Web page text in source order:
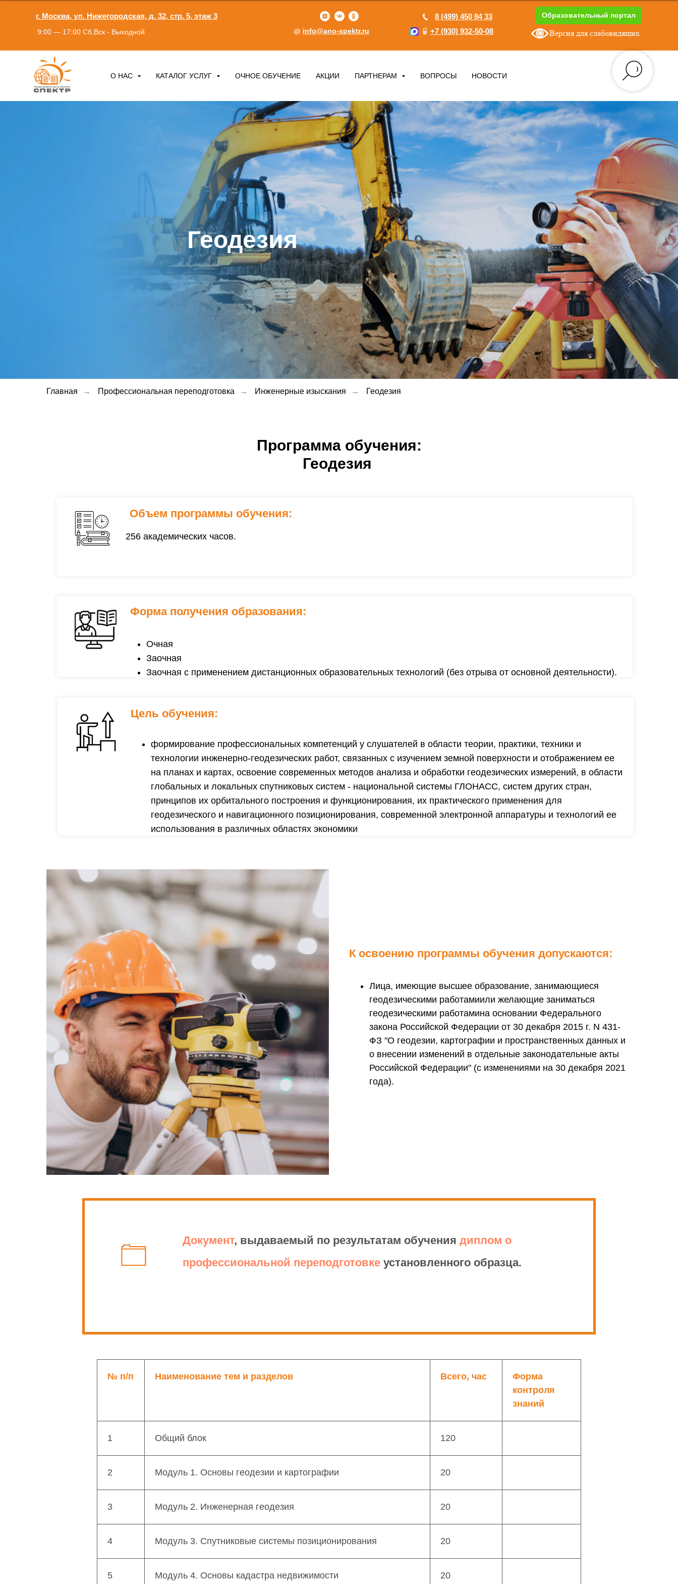
Образовательный портал
г. Москва, ул. Нижегородская, д. 32, стр. 5, этаж 3
+7 (930) 932-50-08
8 (499) 450 84 33
info@ano-spektr.ru
9:00 — 17:00 Сб,Вск - Выходной Версия для слабовидящих
О НАС КАТАЛОГ УСЛУГ ОЧНОЕ ОБУЧЕНИЕ АКЦИИ ПАРТНЕРАМ ВОПРОСЫ НОВОСТИ
Геодезия
Главная → Профессиональная переподготовка → Инженерные изыскания → Геодезия
Программа обучения:
|
Программа разработана в соответствии с:
256 академических часов.
Объем программы обучения:
Очная
Заочная
Заочная с применением дистанционных образовательных технологий (без отрыва от основной деятельности).
Форма получения образования:
Федеральным законом от 29 декабря 2012 г. N 273-ФЗ "Об образовании в Российской Федерации"
организации и осуществления образовательной деятельности по дополнительным профессиональным
Цель обучения:
формирование профессиональных компетенций у слушателей в области теории, практики, техники и
технологии инженерно-геодезических работ, связанных с изучением земной поверхности и отображением ее
на планах и картах, освоение современных методов анализа и обработки геодезических измерений, в области
глобальных и локальных спутниковых систем - национальной системы ГЛОНАСС, систем других стран,
принципов их орбитального построения и функционирования, их практического применения для
геодезического и навигационного позиционирования, современной электронной аппаратуры и технологий ее
использования в различных областях экономики
К освоению программы обучения допускаются:
Лица, имеющие высшее образование, занимающиеся
геодезическими работамиили желающие заниматься
геодезическими работамина основании Федерального
закона Российской Федерации от 30 декабря 2015 г. N 431-
ФЗ "О геодезии, картографии и пространственных данных и
о внесении изменений в отдельные законодательные акты
Российской Федерации" (с изменениями на 30 декабря 2021
года).
Документ, выдаваемый по результатам обучения диплом о
профессиональной переподготовке установленного образца.
№ п/п Наименование тем и разделов Всего, час
Форма
контроля
знаний
1 Общий блок 120
2 Модуль 1. Основы геодезии и картографии 20
3 Модуль 2. Инженерная геодезия 20
4 Модуль 3. Спутниковые системы позиционирования 20
5 Модуль 4. Основы кадастра недвижимости 20